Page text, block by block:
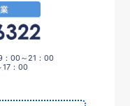
：00～21：00
17：00